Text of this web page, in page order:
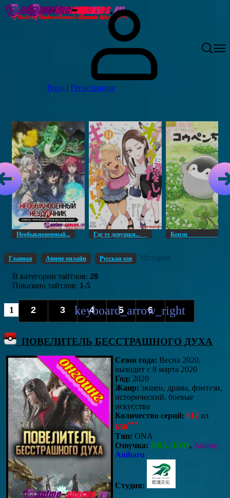
Вход | Регистрация
Необыкновенный... Где те девушки... Копэн
Главная Аниме онлайн Русская озв История
В категории тайтлов: 28
Показано тайтлов: 1-5
1 2 3 4 5 6
ПОВЕЛИТЕЛЬ БЕССТРАШНОГО ДУХА
Сезон года: Весна 2020,
выходит с 8 марта 2020
Год: 2020
Жанр: экшен, драма, фэнтези,
исторический, боевые
искусства
Количество серий: 612 из
650***
Тип: ONA
Озвучка: ПВА ШОУ, Animy,
Aniharu
Студия: